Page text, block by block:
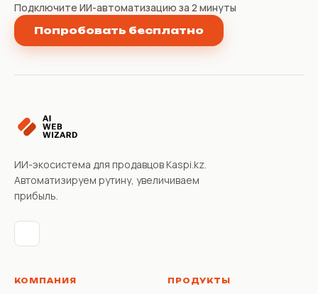
Подключите ИИ-автоматизацию за 2 минуты
Попробовать бесплатно
ИИ-экосистема для продавцов Kaspi.kz.
Автоматизируем рутину, увеличиваем
прибыль.
КОМПАНИЯ ПРОДУКТЫ